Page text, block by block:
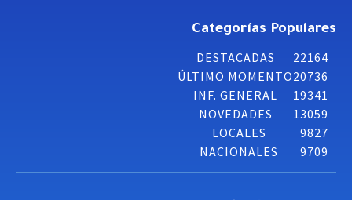
Categorías Populares
DESTACADAS
22164
ÚLTIMO MOMENTO20736
INF. GENERAL
19341
NOVEDADES
13059
LOCALES
9827
NACIONALES
9709